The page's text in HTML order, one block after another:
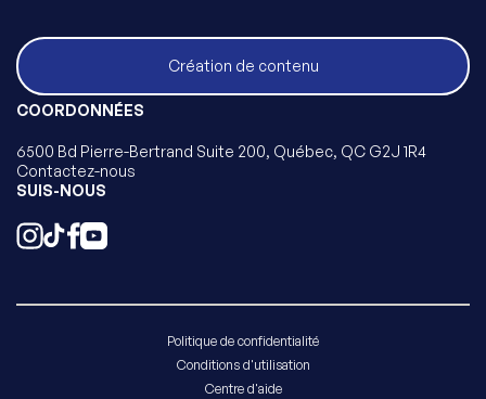
Création de contenu
COORDONNÉES
6500 Bd Pierre-Bertrand Suite 200, Québec, QC G2J 1R4
Contactez-nous
SUIS-NOUS
Politique de confidentialité
Conditions d'utilisation
Centre d'aide